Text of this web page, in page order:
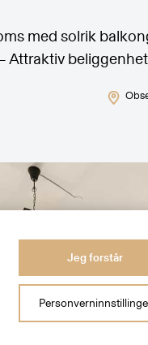
med solrik
Attraktiv beliggenhet
Jeg forstår